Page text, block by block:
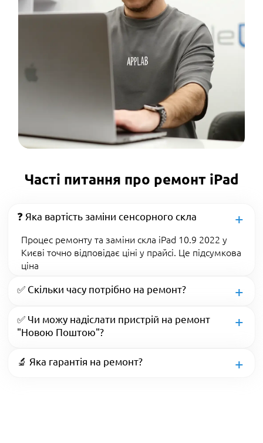
Часті питання про ремонт iPad
❓ Яка вартість заміни сенсорного скла
Процес ремонту та заміни скла iPad 10.9 2022 у
Києві точно відповідає ціні у прайсі. Це підсумкова
ціна
✅ Скільки часу потрібно на ремонт?
✅ Чи можу надіслати пристрій на ремонт
"Новою Поштою"?
🔬 Яка гарантія на ремонт?